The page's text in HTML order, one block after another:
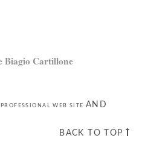
Biagio Cartillone
WEB SITE AND
BACK TO TOP